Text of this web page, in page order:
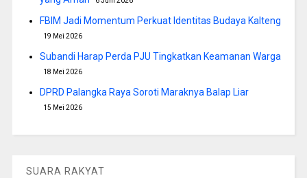
FBIM Jadi Momentum Perkuat Identitas Budaya Kalteng
19 Mei 2026
Subandi Harap Perda PJU Tingkatkan Keamanan Warga
18 Mei 2026
DPRD Palangka Raya Soroti Maraknya Balap Liar
15 Mei 2026
SUARA RAKYAT